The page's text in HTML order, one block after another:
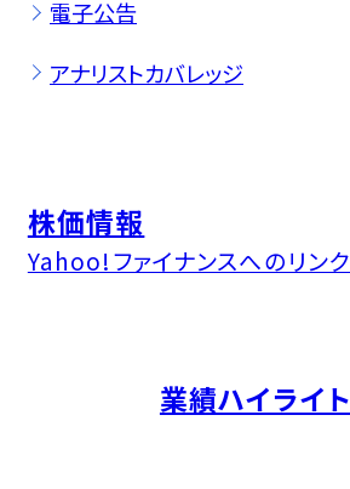
電子公告
アナリストカバレッジ
株価情報
Yahoo!ファイナンスへのリンク
業績ハイライト